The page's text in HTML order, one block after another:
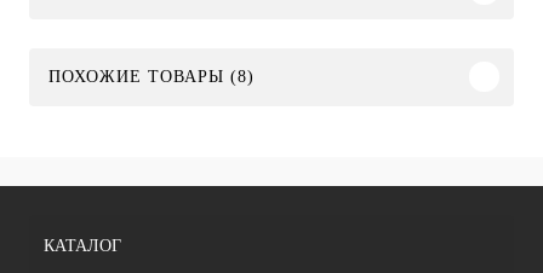
ПОХОЖИЕ ТОВАРЫ (8)
КАТАЛОГ